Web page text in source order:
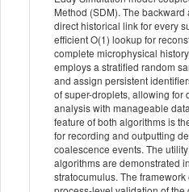
Method (SDM). The
direct historical link for every
efficient Ο(1) lookup for
complete microphysical
employs a stratified random
and assign persistent
of super-droplets, allowing for
analysis with manageable
feature of both algorithms is
for recording and outputting
coalescence events. The
algorithms are demonstrated
stratocumulus. The